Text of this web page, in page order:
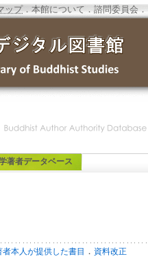
ップ．本館について ．諮問委員会 ．
著者データベース
者本人が提供した書目 ． 資料改正